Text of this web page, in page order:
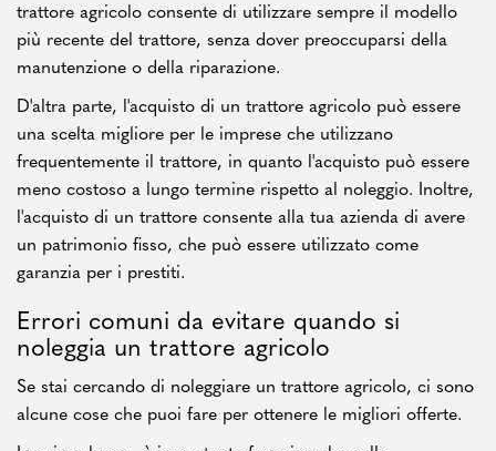
trattore agricolo consente di utilizzare sempre il modello
più recente del trattore, senza dover preoccuparsi della
manutenzione o della riparazione.
D'altra parte, l'acquisto di un trattore agricolo può essere
una scelta migliore per le imprese che utilizzano
frequentemente il trattore, in quanto l'acquisto può essere
meno costoso a lungo termine rispetto al noleggio. Inoltre,
l'acquisto di un trattore consente alla tua azienda di avere
un patrimonio fisso, che può essere utilizzato come
garanzia per i prestiti.
Errori comuni da evitare quando si
noleggia un trattore agricolo
Se stai cercando di noleggiare un trattore agricolo, ci sono
alcune cose che puoi fare per ottenere le migliori offerte.